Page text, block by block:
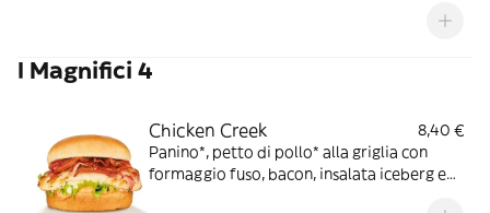
insalata iceberg, servito con patate* Fries e
destiniamo 1€ a "I Bambini delle Tate"
I Magnifici 4
Chicken Creek
8,40 €
Panino*, petto di pollo* alla griglia con
formaggio fuso, bacon, insalata iceberg e